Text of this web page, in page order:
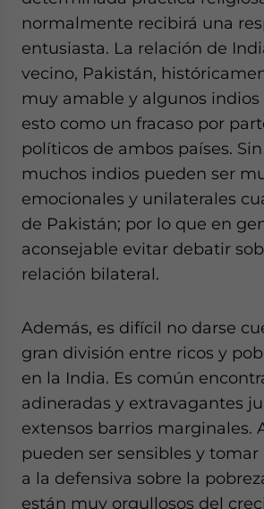
normalmente recibirá una
entusiasta. La relación de
vecino, Pakistán,
muy amable y algunos indios
esto como un fracaso por
políticos de ambos países.
muchos indios pueden ser
emocionales y unilaterales
de Pakistán; por lo que en
aconsejable evitar debatir
relación bilateral.
Además, es difícil no darse
gran división entre ricos y
en la India. Es común
adineradas y extravagantes
extensos barrios marginales.
pueden ser sensibles y
a la defensiva sobre la
están muy orgullosos del